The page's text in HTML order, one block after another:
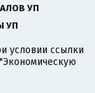
УП
УП
условии ссылки